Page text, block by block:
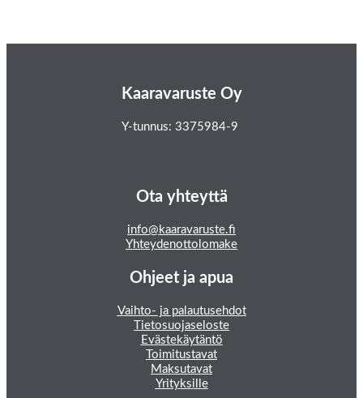
Kaaravaruste Oy
Y-tunnus: 3375984-9
Ota yhteyttä
info@kaaravaruste.fi
Yhteydenottolomake
Ohjeet ja apua
Vaihto- ja palautusehdot
Tietosuojaseloste
Evästekäytäntö
Toimitustavat
Maksutavat
Yrityksille